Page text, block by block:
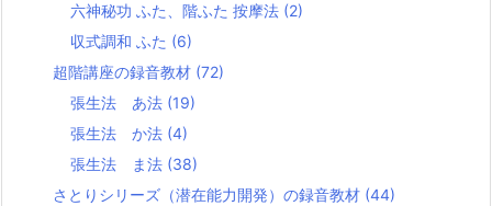
六神秘功 ふた、階ふた 按摩法 (2)
収式調和 ふた (6)
超階講座の録音教材 (72)
張生法 あ法 (19)
張生法 か法 (4)
張生法 ま法 (38)
さとりシリーズ（潜在能力開発）の録音教材 (44)